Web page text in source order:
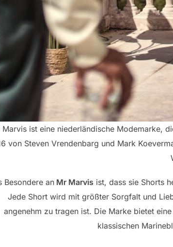
Marvis ist eine niederländische Modemarke,
von Steven Vrendenbarg und Mark
Besondere an Mr Marvis ist, dass sie Shorts
Jede Short wird mit größter Sorgfalt und
angenehm zu tragen ist. Die Marke bietet
klassischen